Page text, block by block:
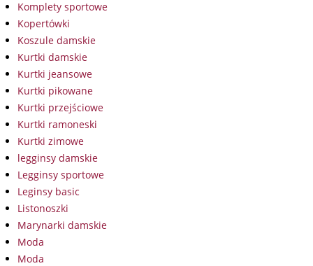
Komplety sportowe
Kopertówki
Koszule damskie
Kurtki damskie
Kurtki jeansowe
Kurtki pikowane
Kurtki przejściowe
Kurtki ramoneski
Kurtki zimowe
legginsy damskie
Legginsy sportowe
Leginsy basic
Listonoszki
Marynarki damskie
Moda
Moda